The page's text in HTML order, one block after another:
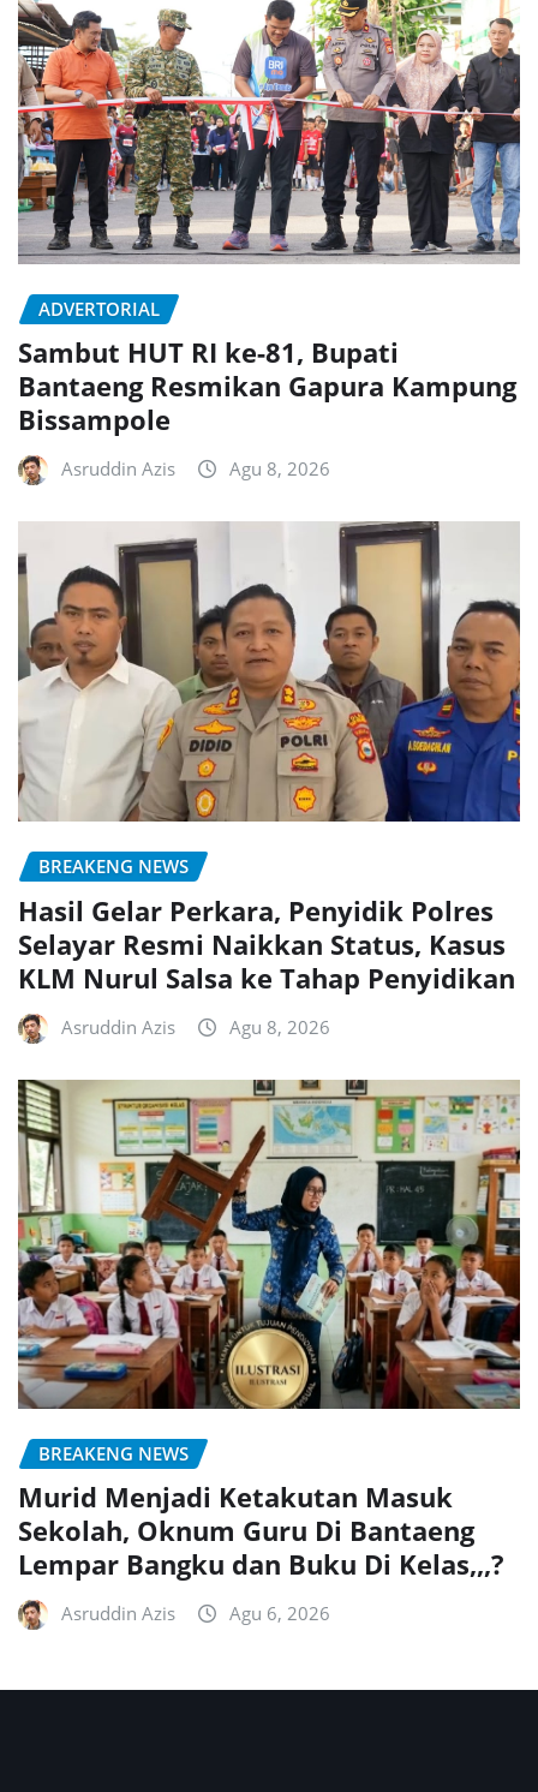
ADVERTORIAL
Sambut HUT RI ke-81, Bupati
Bantaeng Resmikan Gapura Kampung
Bissampole
Asruddin Azis Agu 8, 2026
BREAKENG NEWS
Hasil Gelar Perkara, Penyidik Polres
Selayar Resmi Naikkan Status, Kasus
KLM Nurul Salsa ke Tahap Penyidikan
Asruddin Azis Agu 8, 2026
BREAKENG NEWS
Murid Menjadi Ketakutan Masuk
Sekolah, Oknum Guru Di Bantaeng
Lempar Bangku dan Buku Di Kelas,,,?
Asruddin Azis Agu 6, 2026